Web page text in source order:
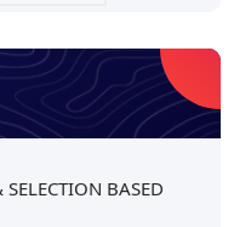
BASED